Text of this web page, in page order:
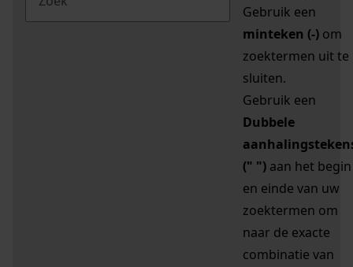
Gebruik een
minteken (-) om
zoektermen uit te
sluiten.
Gebruik een
Dubbele
(" ") aan het begin
en einde van uw
zoektermen om
naar de exacte
combinatie van